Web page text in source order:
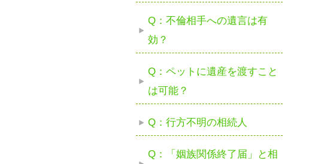
Q：不倫相手への遺言は有
効？
Q：ペットに遺産を渡すこと
は可能？
Q：行方不明の相続人
Q：「姻族関係終了届」と相